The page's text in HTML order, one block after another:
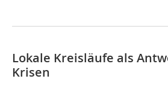
Lokale Kreisläufe als
Krisen